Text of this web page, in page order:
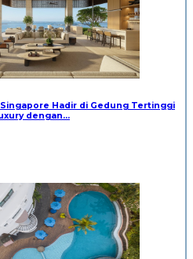
Hadir di Gedung Tertinggi
dengan…